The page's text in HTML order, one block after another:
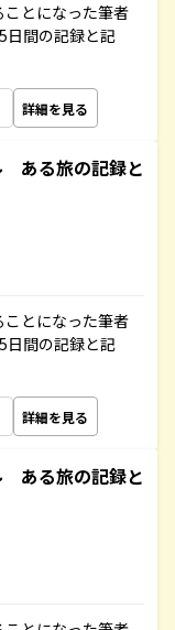
とになった筆者
日間の記録と記
詳細を見る
ある旅の記録と
とになった筆者
日間の記録と記
詳細を見る
ある旅の記録と